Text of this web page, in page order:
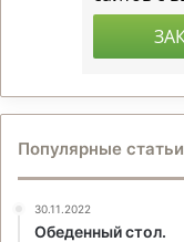
Популярные статьи
30.11.2022
Обеденный стол.